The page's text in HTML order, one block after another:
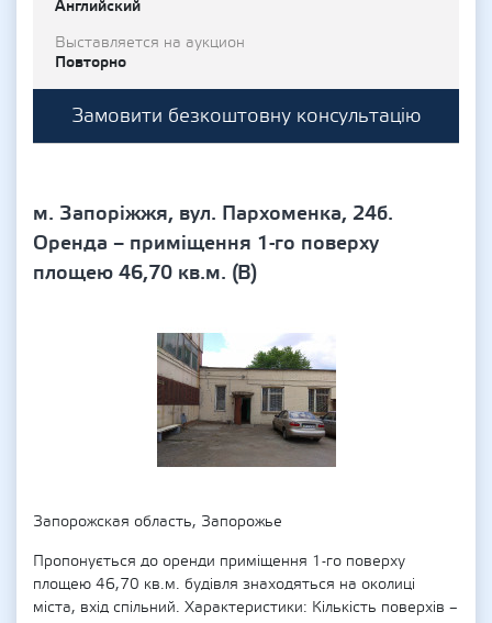
Английский
Выставляется на аукцион
Повторно
Замовити безкоштовну консультацію
м. Запоріжжя, вул. Пархоменка, 24б.
Оренда – приміщення 1-го поверху
площею 46,70 кв.м. (В)
Запорожская область, Запорожье
Пропонується до оренди приміщення 1-го поверху
площею 46,70 кв.м. будівля знаходяться на околиці
міста, вхід спільний. Характеристики: Кількість поверхів –